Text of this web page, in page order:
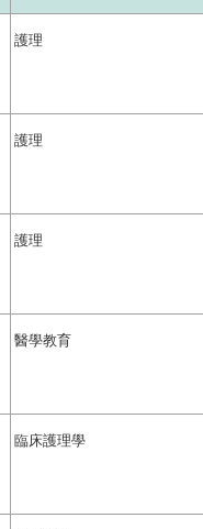
Nursing (IAPN)
護理
護理
護理
醫學教育
臨床護理學